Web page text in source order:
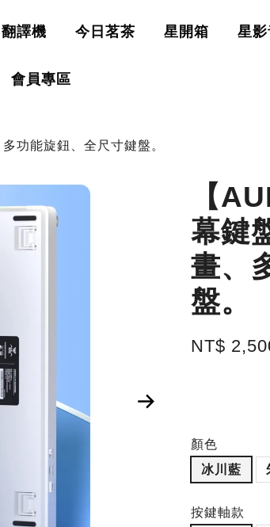
譯機 今日茗茶 星開箱 星
會員專區
功能旋鈕、全尺寸鍵盤。
【
幕鍵
畫、
盤。
NT$
顏色
冰川藍
按鍵軸款